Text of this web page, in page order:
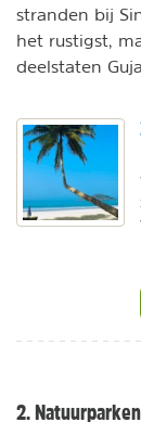
stranden bij
het rustigst,
deelstaten
2.